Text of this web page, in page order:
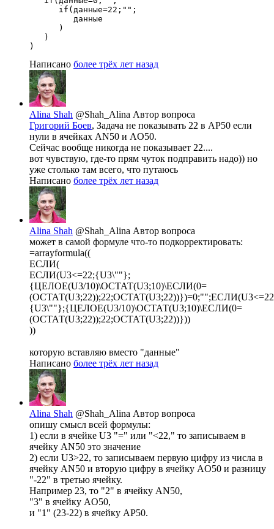
      if(данные=22;"";
         данные
      )
   )
)
Написано более трёх лет назад
Alina Shah @Shah_Alina Автор вопроса
Григорий Боев, Задача не показывать 22 в АР50 если
нули в ячейках AN50 и AO50.
Сейчас вообще никогда не показывает 22....
вот чувствую, где-то прям чуток подправить надо)) но
уже столько там всего, что путаюсь
Написано более трёх лет назад
Alina Shah @Shah_Alina Автор вопроса
может в самой формуле что-то подкорректировать:
=arrayformula((
ЕСЛИ(
ЕСЛИ(U3<=22;{U3\""};
{ЦЕЛОЕ(U3/10)\ОСТАТ(U3;10)\ЕСЛИ(0=
{U3\""};{ЦЕЛОЕ(U3/10)\ОСТАТ(U3;10)\ЕСЛИ(0=
(ОСТАТ(U3;22));22;ОСТАТ(U3;22))}))
))
которую вставляю вместо "данные"
Написано более трёх лет назад
Alina Shah @Shah_Alina Автор вопроса
опишу смысл всей формулы:
1) если в ячейке U3 "=" или "<22," то записываем в
ячейку AN50 это значение
2) если U3>22, то записываем первую цифру из числа в
ячейку AN50 и вторую цифру в ячейку AO50 и разницу
"-22" в третью ячейку.
Например 23, то "2" в ячейку AN50,
"3" в ячейку AO50,
и "1" (23-22) в ячейку AР50.